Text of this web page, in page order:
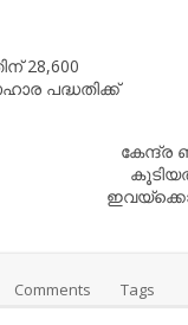
28,600
പദ്ധതിക്ക്​
കേന്ദ്ര
Comments Tags